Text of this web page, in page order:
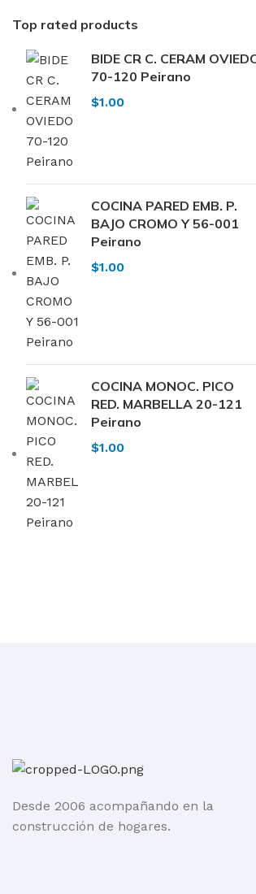
Top rated products
BIDE CR C. CERAM
70-120 Peirano
$1.00
COCINA PARED EMB. P.
BAJO CROMO Y 56-001
Peirano
$1.00
COCINA MONOC. PICO
RED. MARBELLA 20-121
Peirano
$1.00
Desde 2006 acompañando en la
construcción de hogares.